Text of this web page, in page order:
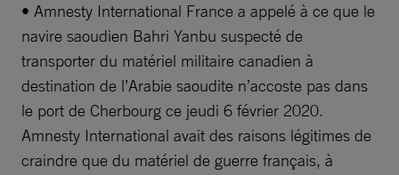
• Amnesty International France a appelé à ce que le
navire saoudien Bahri Yanbu suspecté de
transporter du matériel militaire canadien à
destination de l’Arabie saoudite n’accoste pas dans
le port de Cherbourg ce jeudi 6 février 2020.
Amnesty International avait des raisons légitimes de
craindre que du matériel de guerre français, à